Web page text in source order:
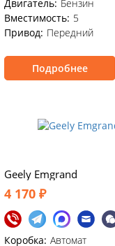
Двигатель: Бензин
Вместимость: 5
Привод: Передний
Подробнее
Geely Emgrand
4 170 ₽
Коробка: Автомат